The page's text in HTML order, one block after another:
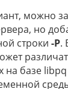
можно
но
строки -P.
на базе